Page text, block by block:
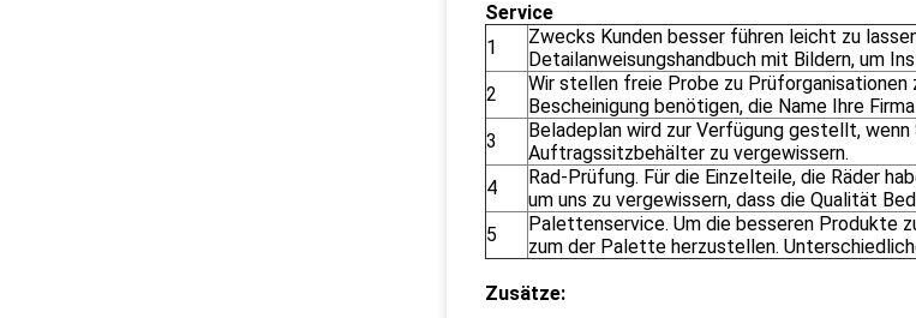
Service
1
Zwecks Kunden besser führen leicht zu
Detailanweisungshandbuch mit Bildern, um
2
Wir stellen freie Probe zu Prüforganisationen
Bescheinigung benötigen, die Name Ihre
3
Beladeplan wird zur Verfügung gestellt,
Auftragssitzbehälter zu vergewissern.
4
Rad-Prüfung. Für die Einzelteile, die Räder
um uns zu vergewissern, dass die Qualität
5
Palettenservice. Um die besseren Produkte
zum der Palette herzustellen.
Zusätze: